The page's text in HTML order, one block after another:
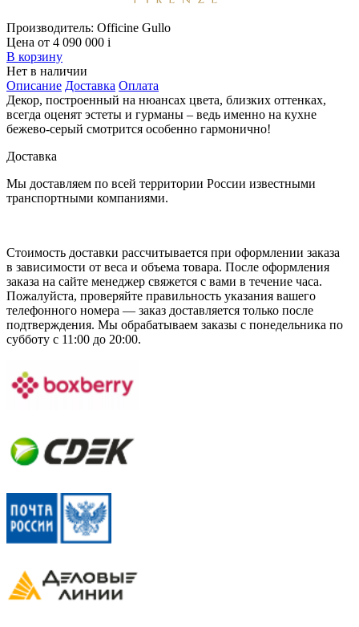
Производитель: Officine Gullo
Цена от 4 090 000 i
В корзину
Нет в наличии
Описание Доставка Оплата
Декор, построенный на нюансах цвета, близких оттенках,
всегда оценят эстеты и гурманы – ведь именно на кухне
бежево-серый смотрится особенно гармонично!
Доставка
Мы доставляем по всей территории России известными
транспортными компаниями.
Стоимость доставки рассчитывается при оформлении заказа
в зависимости от веса и объема товара. После оформления
заказа на сайте менеджер свяжется с вами в течение часа.
Пожалуйста, проверяйте правильность указания вашего
телефонного номера — заказ доставляется только после
подтверждения. Мы обрабатываем заказы с понедельника по
субботу с 11:00 до 20:00.